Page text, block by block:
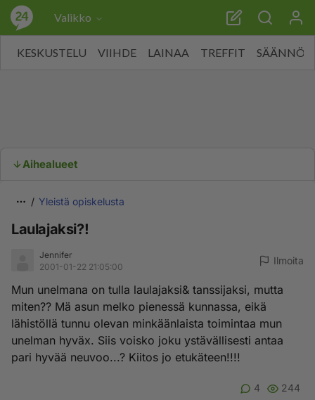
Valikko
KESKUSTELU VIIHDE LAINAA TREFFIT SÄÄNNÖT
Aihealueet
Yleistä opiskelusta
Laulajaksi?!
Jennifer
2001-01-22 21:05:00
Ilmoita
Mun unelmana on tulla laulajaksi& tanssijaksi, mutta
miten?? Mä asun melko pienessä kunnassa, eikä
lähistöllä tunnu olevan minkäänlaista toimintaa mun
unelman hyväx. Siis voisko joku ystävällisesti antaa
pari hyvää neuvoo...? Kiitos jo etukäteen!!!!
4 244